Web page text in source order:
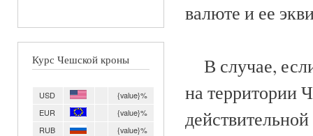
Курс Чешской кроны
USD
{value}%
EUR
{value}%
RUB
{value}%
валюте и ее
В случае,
на территории